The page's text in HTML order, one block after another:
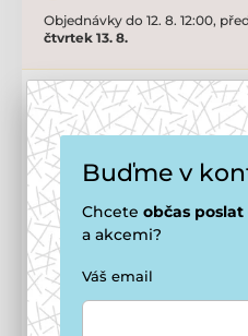
Objednávky do 12. 8. 12:00,
čtvrtek 13. 8.
od 699 Kč
Buďme v
Chcete občas poslat
a akcemi?
Váš email